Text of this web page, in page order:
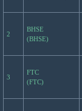
2
BHSE
(BHSE)
3
FTC
(FTC)